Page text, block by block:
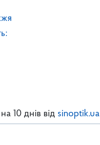
10 днів від sinoptik.ua